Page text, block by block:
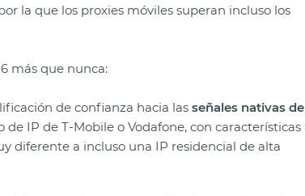
la que los proxies móviles superan incluso los
más que nunca:
de confianza hacia las señales nativas de
IP de T-Mobile o Vodafone, con características
diferente a incluso una IP residencial de alta